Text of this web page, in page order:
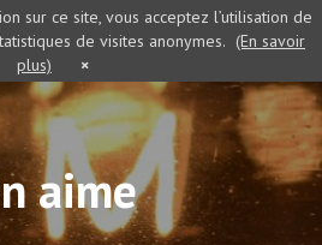
aime
sur ce site, vous acceptez l’utilisation de
de visites anonymes. (En savoir
plus)
×